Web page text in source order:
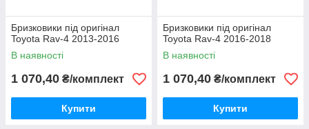
Бризковики під оригінал
Toyota Rav-4 2013-2016
В наявності
1 070,40 ₴/комплект
Купити
Бризковики під оригінал
Toyota Rav-4 2016-2018
В наявності
1 070,40 ₴/комплект
Купити